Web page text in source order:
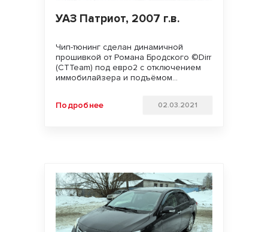
УАЗ Патриот, 2007 г.в.
Чип-тюнинг сделан динамичной
прошивкой от Романа Бродского ©Dirr
(CTTeam) под евро2 с отключением
иммобилайзера и подъёмом
практически во всем диапазоне
Подробнее 02.03.2021